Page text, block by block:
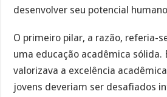
desenvolver seu potencial
O primeiro pilar, a razão, referia-
uma educação acadêmica sólida.
valorizava a excelência
jovens deveriam ser desafiados